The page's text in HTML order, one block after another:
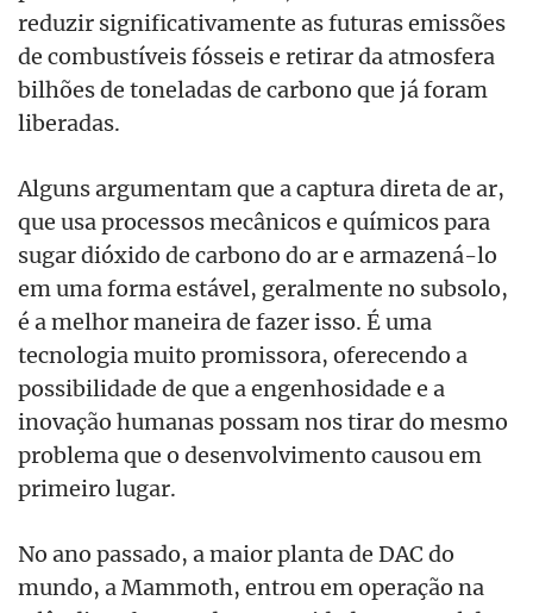
reduzir significativamente as futuras emissões
de combustíveis fósseis e retirar da atmosfera
bilhões de toneladas de carbono que já foram
liberadas.
Alguns argumentam que a captura direta de ar,
que usa processos mecânicos e químicos para
sugar dióxido de carbono do ar e armazená-lo
em uma forma estável, geralmente no subsolo,
é a melhor maneira de fazer isso. É uma
tecnologia muito promissora, oferecendo a
possibilidade de que a engenhosidade e a
inovação humanas possam nos tirar do mesmo
problema que o desenvolvimento causou em
primeiro lugar.
No ano passado, a maior planta de DAC do
mundo, a Mammoth, entrou em operação na